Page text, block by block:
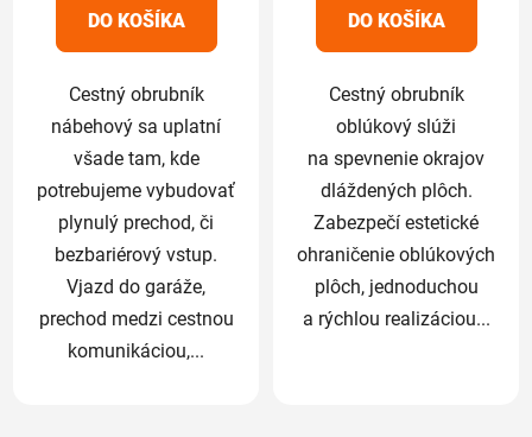
5
hviezdičiek.
DO KOŠÍKA
Cestný obrubník
nábehový sa uplatní
všade tam, kde
potrebujeme vybudovať
plynulý prechod, či
bezbariérový vstup.
Vjazd do garáže,
prechod medzi cestnou
komunikáciou,...
5
hviezdičiek.
DO KOŠÍKA
Cestný obrubník
oblúkový slúži
na spevnenie okrajov
dláždených plôch.
Zabezpečí estetické
ohraničenie oblúkových
plôch, jednoduchou
a rýchlou realizáciou...